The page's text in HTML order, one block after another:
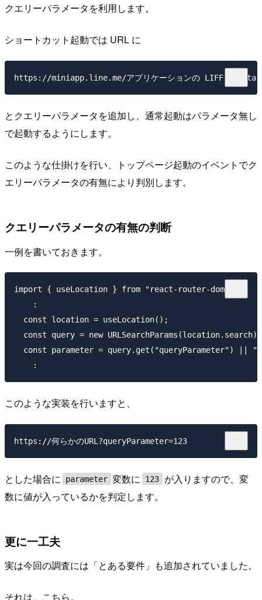
クエリーパラメータを利用します。
ショートカット起動では URL に
とクエリーパラメータを追加し、通常起動はパラメータ無し
で起動するようにします。
このような仕掛けを行い、トップページ起動のイベントでク
エリーパラメータの有無により判別します。
クエリーパラメータの有無の判断
一例を書いておきます。
import { useLocation } from "react-router-dom";
    :
  const location = useLocation();
  const query = new URLSearchParams(location.search);
const parameter = query.get("queryParameter") ||
このような実装を行いますと、
とした場合に parameter 変数に 123
が入りますので、変
数に値が入っているかを判定します。
更に一工夫
実は今回の調査には「とある要件」も追加されていました。
それは、こちら。